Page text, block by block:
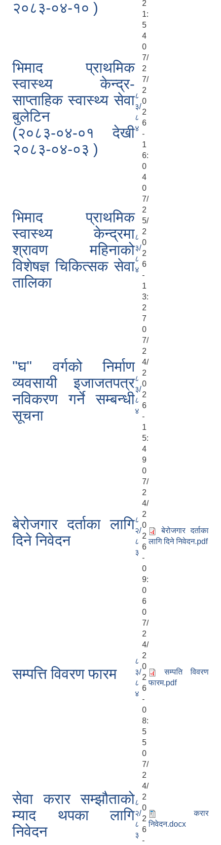
२०८३-०४-१० )
2
1:
5
4
भिमाद प्राथमिक
स्वास्थ्य केन्द्र-
साप्ताहिक स्वास्थ्य सेवा
बुलेटिन
(२०८३-०४-०१ देखी
२०८३-०४-०३ )
८
३/
८
४
0
7/
2
7/
2
0
2
6
-
1
6:
0
4
भिमाद प्राथमिक
स्वास्थ्य केन्द्रमा
श्रावण महिनाको
विशेषज्ञ चिकित्सक सेवा
तालिका
८
३/
८
४
0
7/
2
5/
2
0
2
6
-
1
3:
2
7
"घ" वर्गको निर्माण
व्यवसायी इजाजतपत्र
नविकरण गर्ने सम्बन्धी
सूचना
८
३/
८
४
0
7/
2
4/
2
0
2
6
-
1
5:
4
9
बेरोजगार दर्ताका लागि
दिने निवेदन
८
२/
८
३
0
7/
2
4/
2
0
2
6
-
0
9:
0
6
बेरोजगार दर्ताका
लागि दिने निवेदन.pdf
सम्पत्ति विवरण फारम
८
३/
८
४
0
7/
2
4/
2
0
2
6
-
0
8:
5
5
सम्पति विवरण
फारम.pdf
सेवा करार सम्झौताको
म्याद थपका लागि
निवेदन
८
२/
८
३
0
7/
2
4/
2
0
2
6
-
करार
निवेदन.docx